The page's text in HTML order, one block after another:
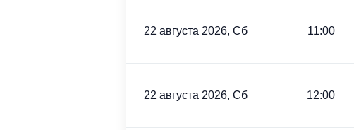
22 августа 2026, Сб 11:00
22 августа 2026, Сб 12:00